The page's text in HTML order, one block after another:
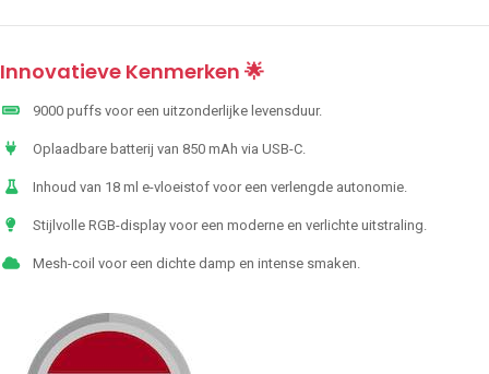
Innovatieve Kenmerken 🌟
9000 puffs voor een uitzonderlijke levensduur.
Oplaadbare batterij van 850 mAh via USB-C.
Inhoud van 18 ml e-vloeistof voor een verlengde autonomie.
Stijlvolle RGB-display voor een moderne en verlichte uitstraling.
Mesh-coil voor een dichte damp en intense smaken.